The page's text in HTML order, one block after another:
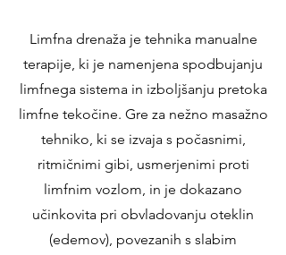
Limfna drenaža je tehnika manualne
terapije, ki je namenjena spodbujanju
limfnega sistema in izboljšanju pretoka
limfne tekočine. Gre za nežno masažno
tehniko, ki se izvaja s počasnimi,
ritmičnimi gibi, usmerjenimi proti
limfnim vozlom, in je dokazano
učinkovita pri obvladovanju oteklin
(edemov), povezanih s slabim